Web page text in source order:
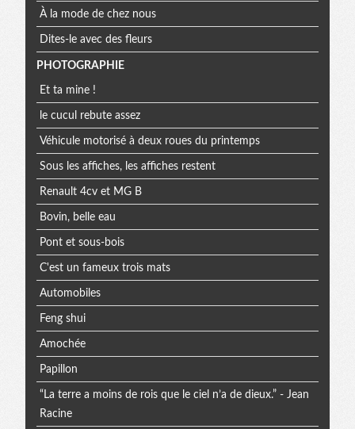
À la mode de chez nous
Dites-le avec des fleurs
PHOTOGRAPHIE
Et ta mine !
le cucul rebute assez
Véhicule motorisé à deux roues du printemps
Sous les affiches, les affiches restent
Renault 4cv et MG B
Bovin, belle eau
Pont et sous-bois
C'est un fameux trois mats
Automobiles
Feng shui
Amochée
Papillon
“La terre a moins de rois que le ciel n’a de dieux.” - Jean
Racine